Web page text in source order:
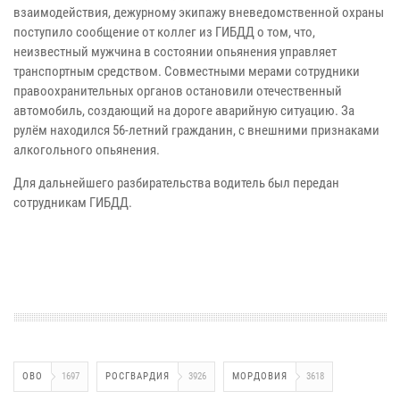
взаимодействия, дежурному экипажу вневедомственной охраны
поступило сообщение от коллег из ГИБДД о том, что,
неизвестный мужчина в состоянии опьянения управляет
транспортным средством. Совместными мерами сотрудники
правоохранительных органов остановили отечественный
автомобиль, создающий на дороге аварийную ситуацию. За
рулём находился 56-летний гражданин, с внешними признаками
алкогольного опьянения.
Для дальнейшего разбирательства водитель был передан
сотрудникам ГИБДД.
ОВО 1697 РОСГВАРДИЯ 3926 МОРДОВИЯ 3618